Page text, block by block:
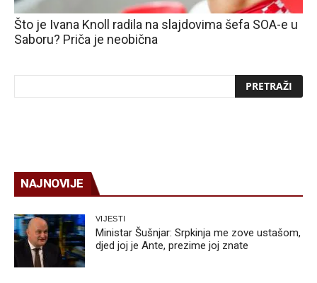
Što je Ivana Knoll radila na slajdovima šefa SOA-e u
Saboru? Priča je neobična
NAJNOVIJE
VIJESTI
Ministar Šušnjar: Srpkinja me zove ustašom,
djed joj je Ante, prezime joj znate